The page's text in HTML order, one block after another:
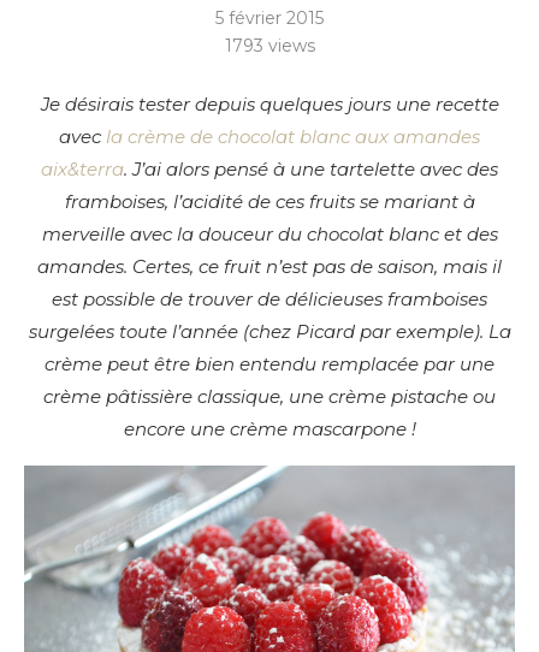
5 février 2015
1793 views
Je désirais tester depuis quelques jours une recette
avec la crème de chocolat blanc aux amandes
aix&terra. J’ai alors pensé à une tartelette avec des
framboises, l’acidité de ces fruits se mariant à
merveille avec la douceur du chocolat blanc et des
amandes. Certes, ce fruit n’est pas de saison, mais il
est possible de trouver de délicieuses framboises
surgelées toute l’année (chez Picard par exemple). La
crème peut être bien entendu remplacée par une
crème pâtissière classique, une crème pistache ou
encore une crème mascarpone !